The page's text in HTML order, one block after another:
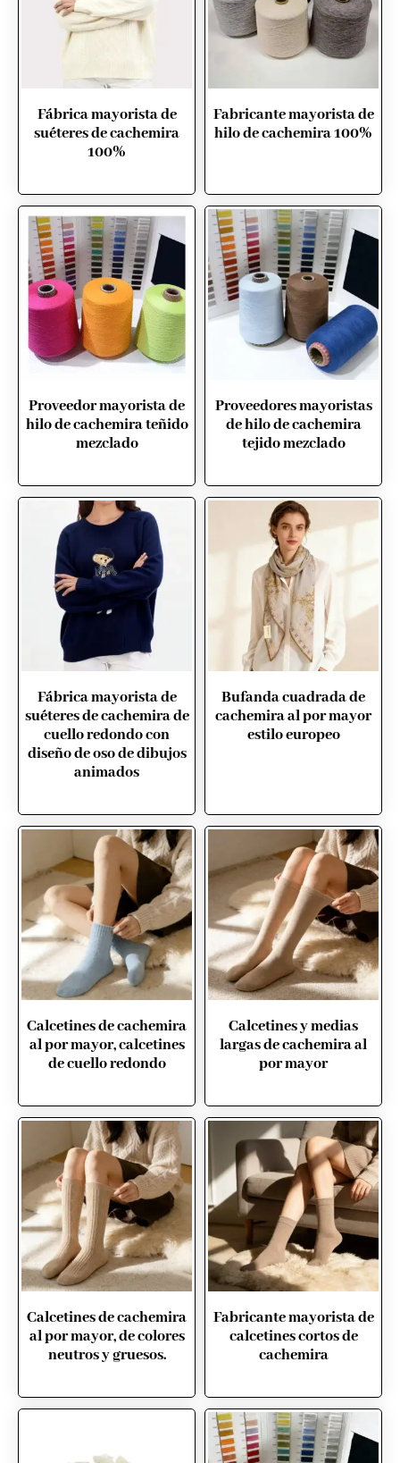
Fábrica mayorista de
suéteres de cachemira
100%
Fabricante mayorista de
hilo de cachemira 100%
Proveedor mayorista de
hilo de cachemira teñido
mezclado
Proveedores mayoristas
de hilo de cachemira
tejido mezclado
Fábrica mayorista de
suéteres de cachemira de
cuello redondo con
diseño de oso de dibujos
animados
Bufanda cuadrada de
cachemira al por mayor
estilo europeo
Calcetines de cachemira
al por mayor, calcetines
de cuello redondo
Calcetines y medias
largas de cachemira al
por mayor
Calcetines de cachemira
al por mayor, de colores
neutros y gruesos.
Fabricante mayorista de
calcetines cortos de
cachemira